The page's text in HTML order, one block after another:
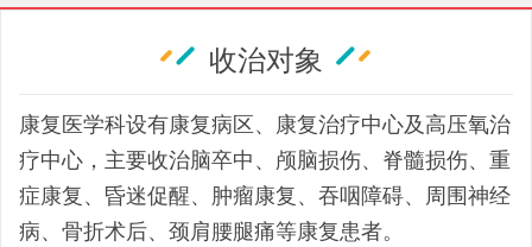
收治对象
康复医学科设有康复病区、康复治疗中心及高压氧治
疗中心，主要收治脑卒中、颅脑损伤、脊髓损伤、重
症康复、昏迷促醒、肿瘤康复、吞咽障碍、周围神经
病、骨折术后、颈肩腰腿痛等康复患者。